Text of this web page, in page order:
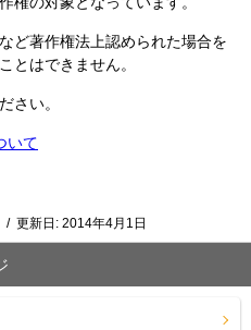
ど著作権法上認められた場合を
とはできません。
さい。
いて
/ 更新日: 2014年4月1日